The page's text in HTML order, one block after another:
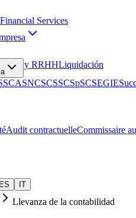
Services
y RRHHLiquidación
SCASNCSCSSCSpSCSEGIE
Audit contractuelleCommissaire
ES IT
Llevanza de la contabilidad